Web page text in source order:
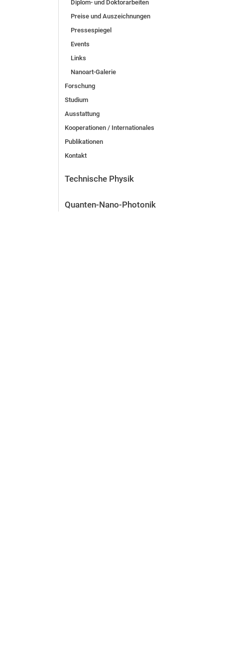
Diplom- und Doktorarbeiten
Preise und Auszeichnungen
Pressespiegel
Events
Links
Nanoart-Galerie
Forschung
Studium
Ausstattung
Kooperationen / Internationales
Publikationen
Kontakt
Technische Physik
Quanten-Nano-Photonik